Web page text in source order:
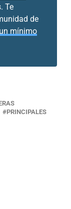
Te
de
mínimo
PRINCIPALES